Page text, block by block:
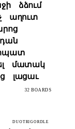
ձձում
աղուտ
մատակ
լացաւ
32 BOARDS
DUOTRIGORDLE